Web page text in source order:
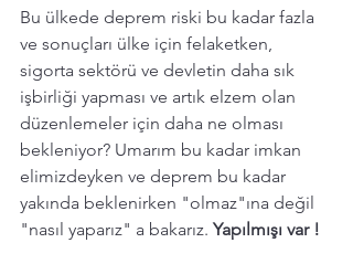
Bu ülkede deprem riski bu kadar fazla
ve sonuçları ülke için felaketken,
sigorta sektörü ve devletin daha sık
işbirliği yapması ve artık elzem olan
düzenlemeler için daha ne olması
bekleniyor? Umarım bu kadar imkan
elimizdeyken ve deprem bu kadar
yakında beklenirken "olmaz"ına değil
"nasıl yaparız" a bakarız. Yapılmışı var !